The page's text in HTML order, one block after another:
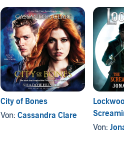
City of Bones
Von: Cassandra Clare
Von: